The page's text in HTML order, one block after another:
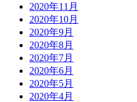
2020年11月
2020年10月
2020年9月
2020年8月
2020年7月
2020年6月
2020年5月
2020年4月